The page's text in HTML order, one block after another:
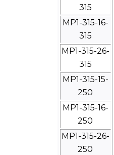
315
МР1-315-16-
315
МР1-315-26-
315
МР1-315-15-
250
МР1-315-16-
250
МР1-315-26-
250